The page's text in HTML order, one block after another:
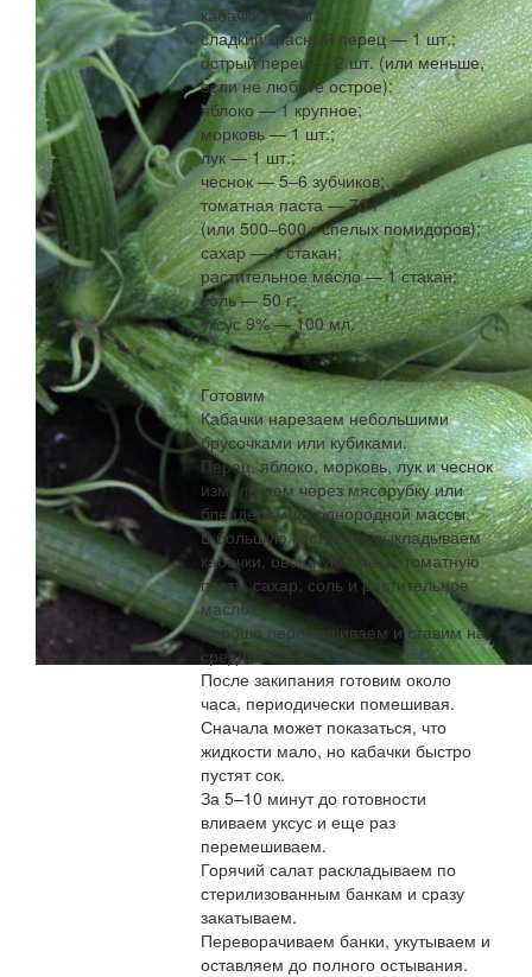
кабачки — 2 кг;
сладкий красный перец — 1 шт.;
острый перец — 2 шт. (или меньше,
если не любите острое);
яблоко — 1 крупное;
морковь — 1 шт.;
лук — 1 шт.;
чеснок — 5–6 зубчиков;
томатная паста — 70 г
(или 500–600 г спелых помидоров);
сахар — 1 стакан;
растительное масло — 1 стакан;
соль — 50 г;
уксус 9% — 100 мл.
Готовим
Кабачки нарезаем небольшими
брусочками или кубиками.
Перец, яблоко, морковь, лук и чеснок
измельчаем через мясорубку или
блендером до однородной массы.
В большую кастрюлю выкладываем
кабачки, овощную смесь, томатную
пасту, сахар, соль и растительное
масло.
Хорошо перемешиваем и ставим на
средний огонь.
После закипания готовим около
часа, периодически помешивая.
Сначала может показаться, что
жидкости мало, но кабачки быстро
пустят сок.
За 5–10 минут до готовности
вливаем уксус и еще раз
перемешиваем.
Горячий салат раскладываем по
стерилизованным банкам и сразу
закатываем.
Переворачиваем банки, укутываем и
оставляем до полного остывания.